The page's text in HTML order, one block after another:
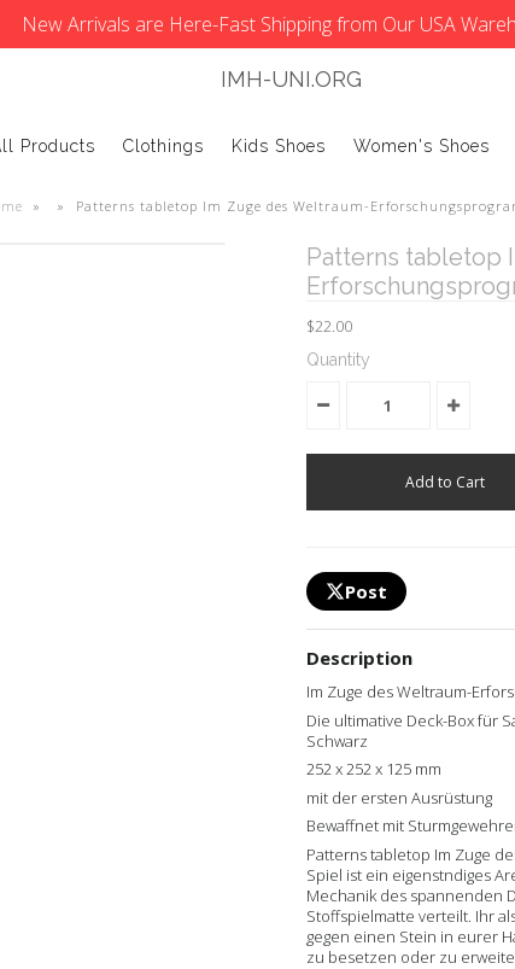
New Arrivals are Here-Fast Shipping from Our USA
IMH-UNI.ORG
Products Clothings Kids Shoes Women's Shoes
» » Patterns tabletop Im Zuge des Weltraum-
Patterns tabletop
$22.00
Quantity
Post
Description
Im Zuge des Weltraum-
Die ultimative Deck-Box für
Schwarz
252 x 252 x 125 mm
mit der ersten Ausrüstung
Bewaffnet mit
Patterns tabletop Im Zuge
Spiel ist ein eigenstndiges
Mechanik des spannenden
Stoffspielmatte verteilt. Ihr
gegen einen Stein in eurer
zu besetzen oder zu